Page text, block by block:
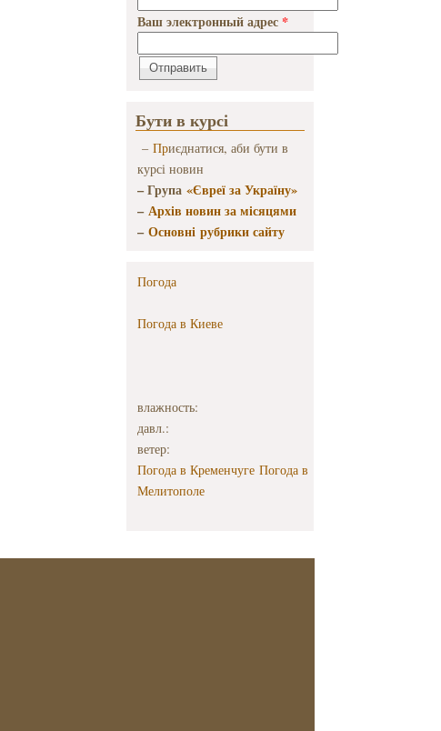
Ваш электронный адрес *
Бути в курсі
– Приєднатися, аби бути в
курсі новин
– Група «Євреї за Україну»
–Архів новин за місяцями
–Основні рубрики сайту
Погода
Погода в Киеве
влажность:
давл.:
ветер:
Погода в Кременчуге Погода в
Мелитополе